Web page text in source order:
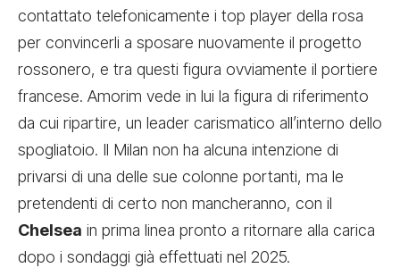
contattato telefonicamente i top player della rosa
per convincerli a sposare nuovamente il progetto
rossonero, e tra questi figura ovviamente il portiere
francese. Amorim vede in lui la figura di riferimento
da cui ripartire, un leader carismatico all’interno dello
spogliatoio. Il Milan non ha alcuna intenzione di
privarsi di una delle sue colonne portanti, ma le
pretendenti di certo non mancheranno, con il
Chelsea in prima linea pronto a ritornare alla carica
dopo i sondaggi già effettuati nel 2025.